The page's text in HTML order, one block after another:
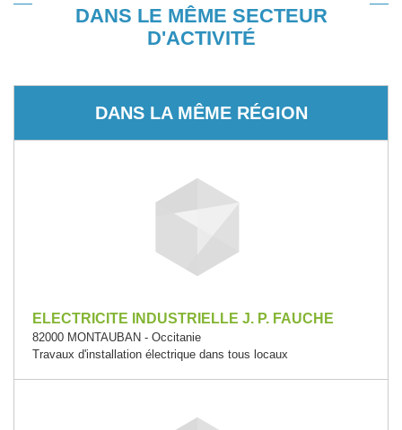
DANS LE MÊME SECTEUR
D'ACTIVITÉ
DANS LA MÊME RÉGION
ELECTRICITE INDUSTRIELLE J. P. FAUCHE
82000 MONTAUBAN - Occitanie
Travaux d'installation électrique dans tous locaux